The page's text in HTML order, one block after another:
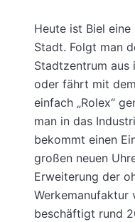
Heute ist Biel
Stadt. Folgt man
Stadtzentrum aus
oder fährt mit
einfach „Rolex“
man in das
bekommt einen
großen neuen
Erweiterung der
Werkemanufaktur
beschäftigt rund